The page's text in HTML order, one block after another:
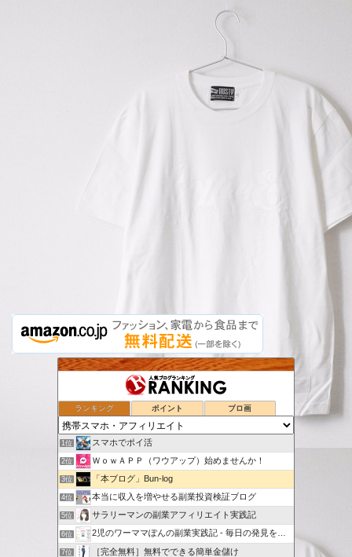
ランキング ポイント ブロ画
1位 スマホでポイ活
2位 ＷｏｗＡＰＰ（ワウアップ）始めませんか！
3位 「本ブログ」Bun-log
4位 本当に収入を増やせる副業投資検証ブログ
5位 サラリーマンの副業アフィリエイト実践記
6位 2児のワーママぽんの副業実践記 - 毎日の発見を記録していく
7位 ［完全無料］無料でできる簡単金儲け